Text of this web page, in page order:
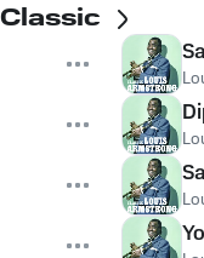
Classic
In